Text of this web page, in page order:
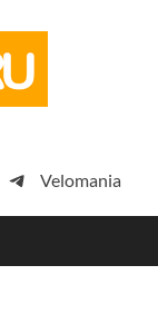
просто
Velomania